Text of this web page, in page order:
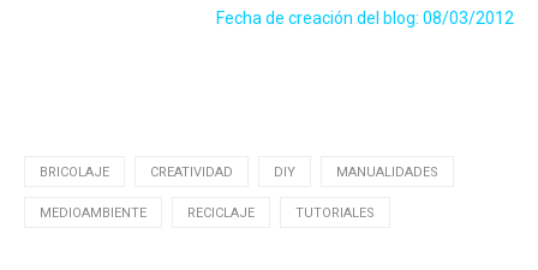
Fecha de creación del blog: 08/03/2012
BRICOLAJE CREATIVIDAD DIY MANUALIDADES
MEDIOAMBIENTE RECICLAJE TUTORIALES